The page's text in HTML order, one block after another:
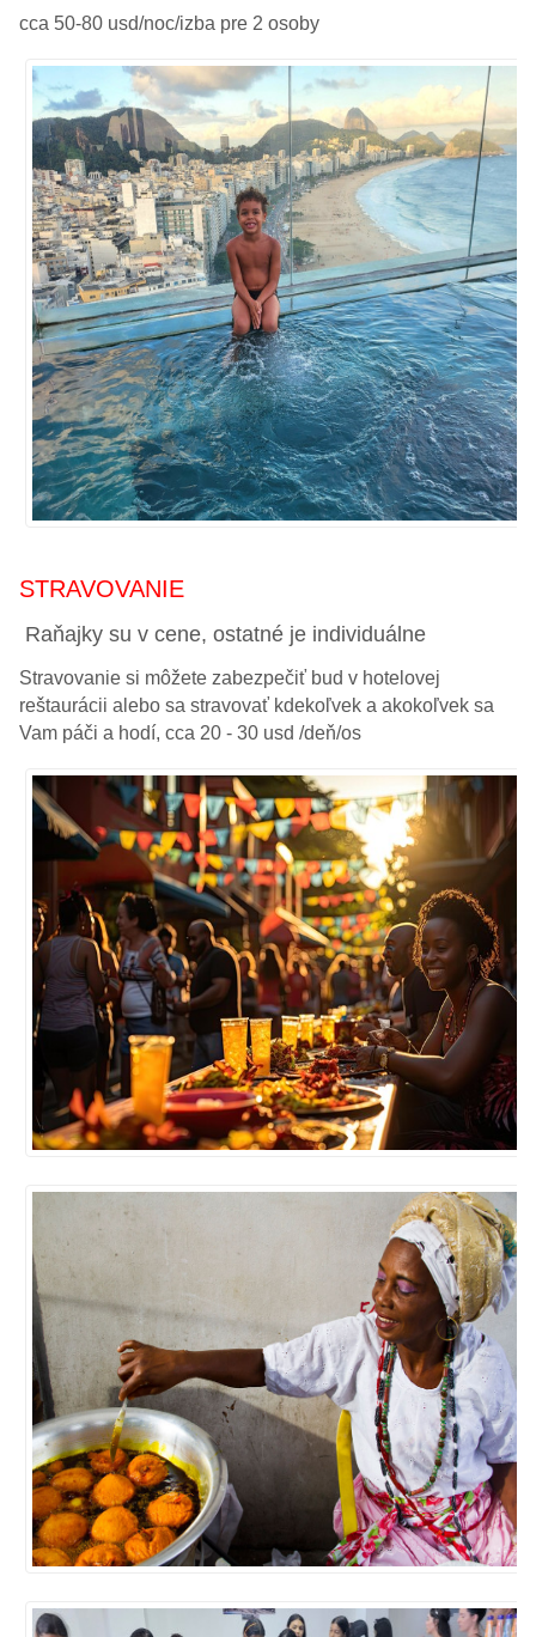
cca 50-80 usd/noc/izba pre 2 osoby
STRAVOVANIE
Raňajky su v cene, ostatné je individuálne
Stravovanie si môžete zabezpečiť bud v hotelovej
reštaurácii alebo sa stravovať kdekoľvek a akokoľvek sa
Vam páči a hodí, cca 20 - 30 usd /deň/os